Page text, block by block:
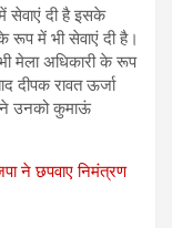
सेवाएं दी है इसके
रूप में भी सेवाएं दी है।
मेला अधिकारी के रूप
दीपक रावत ऊर्जा
उनको कुमाऊं
ने छपवाए निमंत्रण